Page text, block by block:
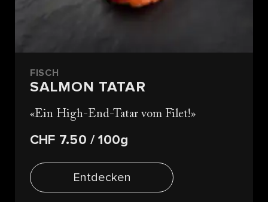
FISCH
SALMON TATAR
Ein High-End-Tatar vom Filet!
CHF 7.50 / 100g
Entdecken